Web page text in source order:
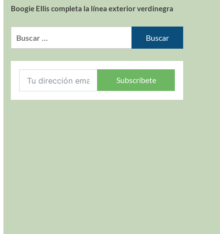
Boogie Ellis completa la línea exterior verdinegra
Subscríbete